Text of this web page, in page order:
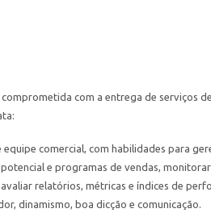
com a entrega de serviços
comercial, com habilidades para
e programas de vendas,
relatórios, métricas e índices de
dinamismo, boa dicção e comunicação.